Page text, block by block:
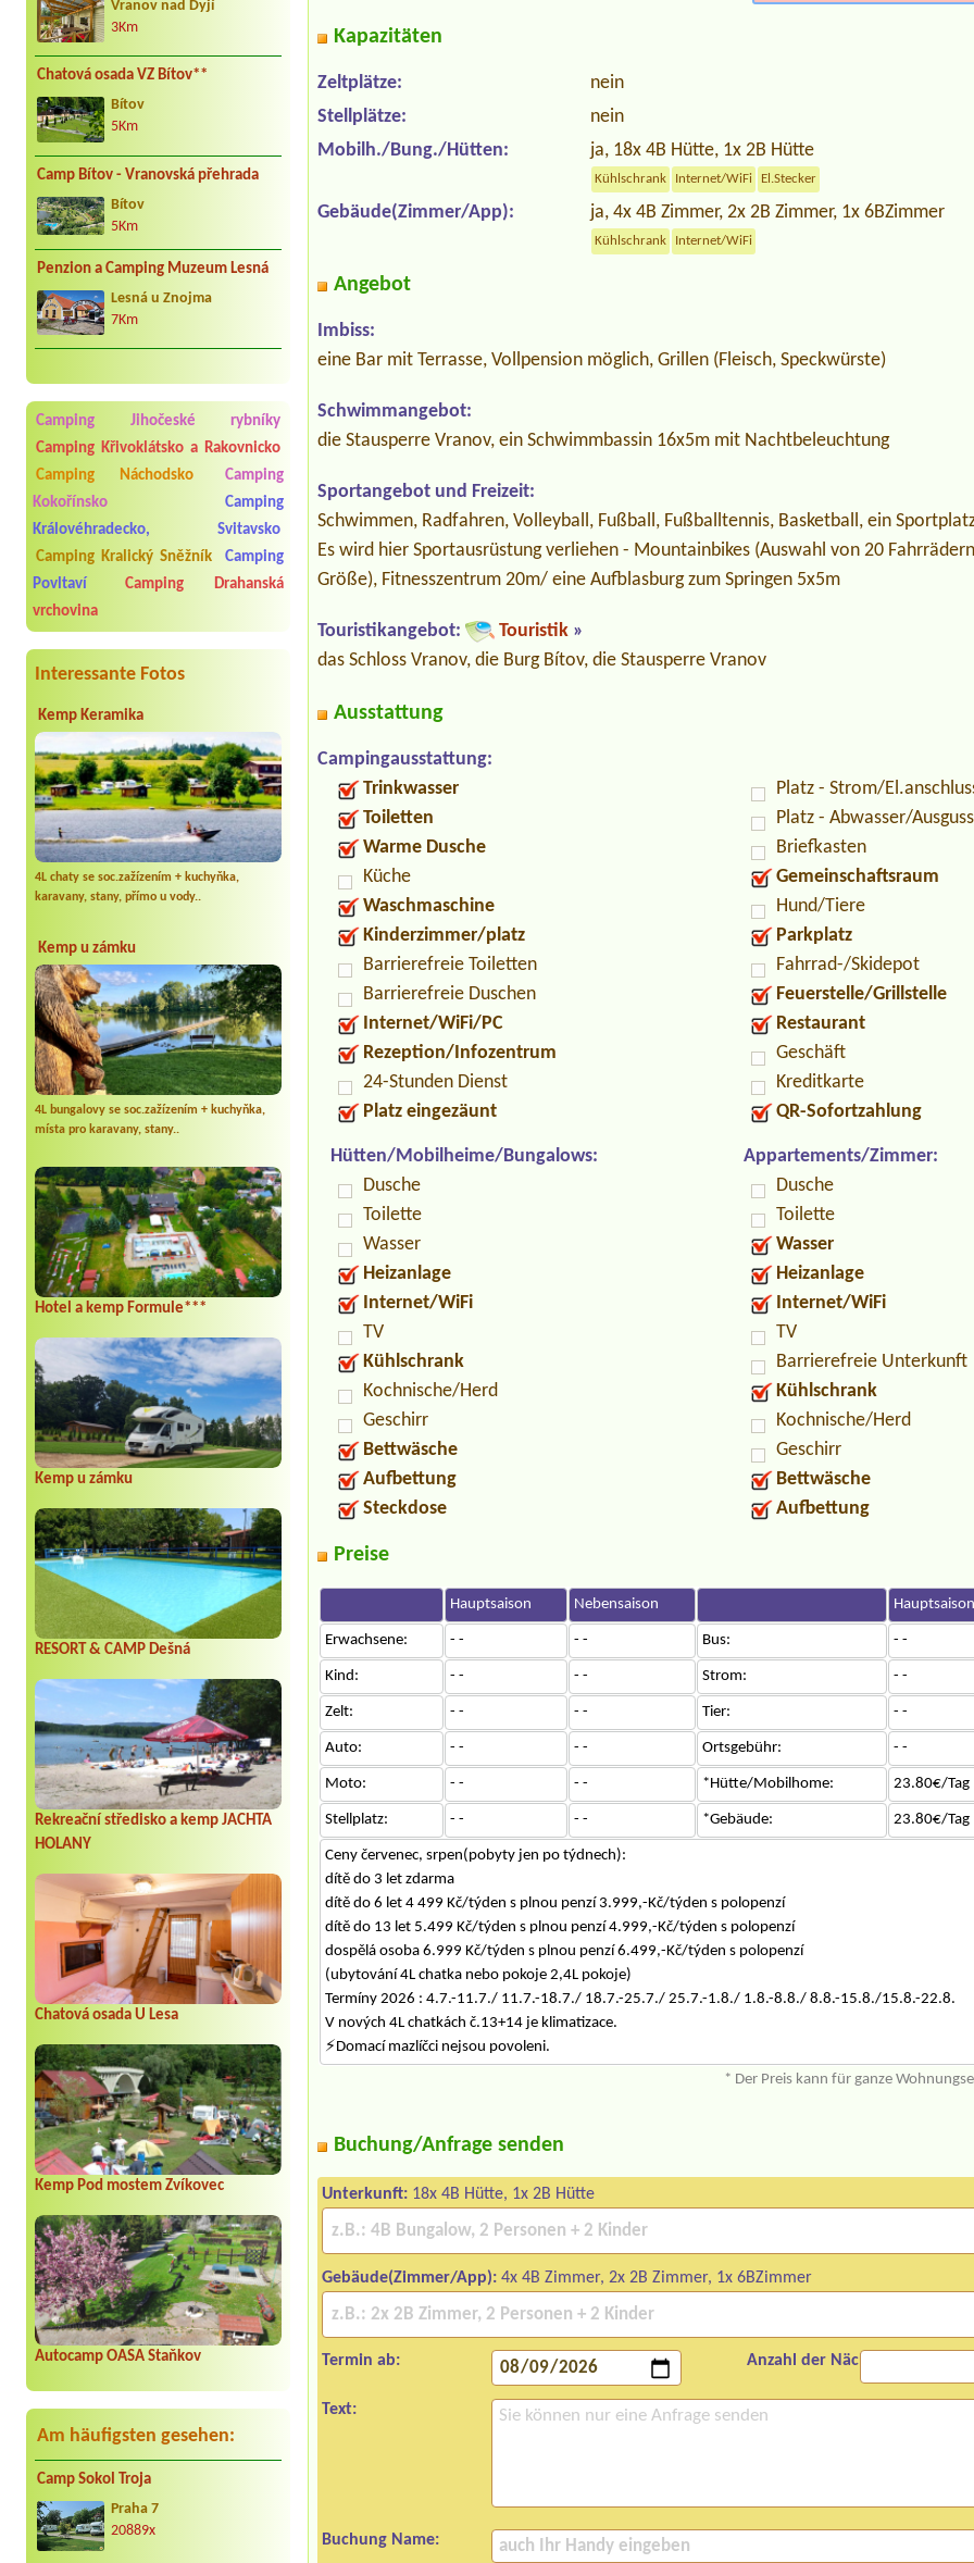
Vranov nad Dyjí
3Km
Chatová osada VZ Bítov**
Bítov
5Km
Camp Bítov - Vranovská přehrada
Bítov
5Km
Penzion a Camping Muzeum Lesná
Lesná u Znojma
7Km
Camping Jihočeské rybníky
Camping Křivoklátsko a Rakovnicko
Camping Náchodsko
Camping
Kokořínsko
Camping
Královéhradecko, Svitavsko
Camping Kralický Sněžník
Camping
Povltaví
Camping Drahanská
vrchovina
Interessante Fotos
Kemp Keramika
4L chaty se soc.zažízením + kuchyňka,
karavany, stany, přímo u vody..
Kemp u zámku
4L bungalovy se soc.zažízením + kuchyňka,
místa pro karavany, stany..
Hotel a kemp Formule***
Kemp u zámku
RESORT & CAMP Dešná
Rekreační středisko a kemp JACHTA
HOLANY
Chatová osada U Lesa
Kemp Pod mostem Zvíkovec
Autocamp OASA Staňkov
Am häufigsten gesehen:
Camp Sokol Troja
Praha 7
20889x
Kapazitäten
Zeltplätze:
nein
Stellplätze:
nein
Mobilh./Bung./Hütten:
ja, 18x 4B Hütte, 1x 2B Hütte
Kühlschrank Internet/WiFi El.Stecker
Gebäude(Zimmer/App): ja, 4x 4B Zimmer, 2x 2B Zimmer, 1x 6BZimmer
Kühlschrank Internet/WiFi
Angebot
Imbiss:
eine Bar mit Terrasse, Vollpension möglich, Grillen (Fleisch, Speckwürste)
Schwimmangebot:
die Stausperre Vranov, ein Schwimmbassin 16x5m mit Nachtbeleuchtung
Sportangebot und Freizeit:
Schwimmen, Radfahren, Volleyball, Fußball, Fußballtennis, Basketball, ein
Es wird hier Sportausrüstung verliehen - Mountainbikes (Auswahl von 20
Größe), Fitnesszentrum 20m/ eine Aufblasburg zum Springen 5x5m
Touristikangebot: Touristik »
das Schloss Vranov, die Burg Bítov, die Stausperre Vranov
Ausstattung
Campingausstattung:
Trinkwasser
Toiletten
Warme Dusche
Küche
Waschmaschine
Kinderzimmer/platz
Barrierefreie Toiletten
Barrierefreie Duschen
Internet/WiFi/PC
Rezeption/Infozentrum
24-Stunden Dienst
Platz eingezäunt
Platz - Strom/
Platz - Abwasser/Ausguss
Briefkasten
Gemeinschaftsraum
Hund/Tiere
Parkplatz
Fahrrad-/Skidepot
Feuerstelle/Grillstelle
Restaurant
Geschäft
Kreditkarte
QR-Sofortzahlung
Hütten/Mobilheime/Bungalows:
Dusche
Toilette
Wasser
Heizanlage
Internet/WiFi
TV
Kühlschrank
Kochnische/Herd
Geschirr
Bettwäsche
Aufbettung
Steckdose
Appartements/Zimmer:
Dusche
Toilette
Wasser
Heizanlage
Internet/WiFi
TV
Barrierefreie Unterkunft
Kühlschrank
Kochnische/Herd
Geschirr
Bettwäsche
Aufbettung
Preise
Hauptsaison Nebensaison Hauptsaison
Erwachsene: - - - - Bus: - -
Kind: - - - - Strom: - -
Zelt: - - - - Tier: - -
Auto: - - - - Ortsgebühr: - -
Moto: - - - - *Hütte/Mobilhome: 23.80€/Tag
Stellplatz: - - - - *Gebäude: 23.80€/Tag
Ceny červenec, srpen(pobyty jen po týdnech):
dítě do 3 let zdarma
dítě do 6 let 4 499 Kč/týden s plnou penzí 3.999,-Kč/týden s polopenzí
dítě do 13 let 5.499 Kč/týden s plnou penzí 4.999,-Kč/týden s polopenzí
dospělá osoba 6.999 Kč/týden s plnou penzí 6.499,-Kč/týden s polopenzí
(ubytování 4L chatka nebo pokoje 2,4L pokoje)
Termíny 2026 : 4.7.-11.7./ 11.7.-18.7./ 18.7.-25.7./ 25.7.-1.8./ 1.8.-8.8./ 8.8.-15.8./15.8.-22.8.
V nových 4L chatkách č.13+14 je klimatizace.
⚡Domací mazlíčci nejsou povoleni.
* Der Preis kann für ganze
Buchung/Anfrage senden
Unterkunft: 18x 4B Hütte, 1x 2B Hütte
Gebäude(Zimmer/App): 4x 4B Zimmer, 2x 2B Zimmer, 1x 6BZimmer
Termin ab: Anzahl der Nächte:
Text:
Buchung Name: